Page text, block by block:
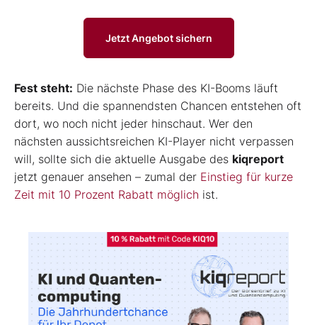
Jetzt Angebot sichern
Fest steht: Die nächste Phase des KI-Booms läuft
bereits. Und die spannendsten Chancen entstehen oft
dort, wo noch nicht jeder hinschaut. Wer den
nächsten aussichtsreichen KI-Player nicht verpassen
will, sollte sich die aktuelle Ausgabe des kiqreport
jetzt genauer ansehen – zumal der Einstieg für kurze
Zeit mit 10 Prozent Rabatt möglich ist.